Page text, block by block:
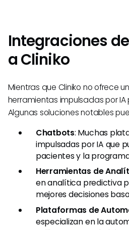
Integraciones
a Cliniko
Mientras que Cliniko no ofrece
herramientas impulsadas por
Algunas soluciones notables
Chatbots: Muchas
impulsadas por IA que
pacientes y la
Herramientas de
en analítica predictiva
mejores decisiones
Plataformas de
especializan en la